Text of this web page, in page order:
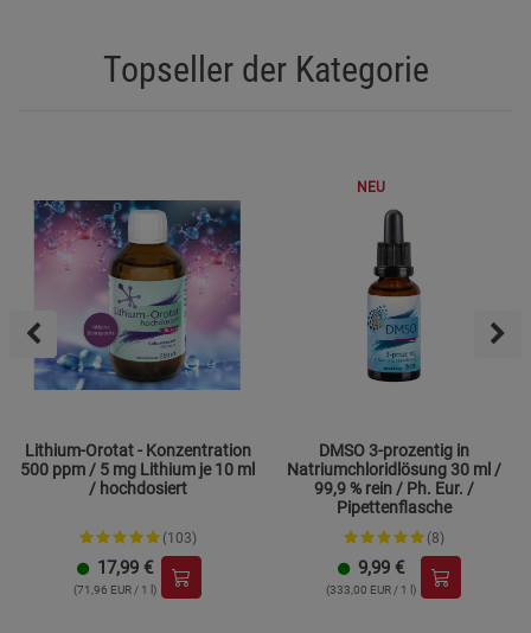
Topseller der Kategorie
Lithium-Orotat - Konzentration
500 ppm / 5 mg Lithium je 10 ml
/ hochdosiert
(103)
17,99 €
(71,96 EUR / 1 l)
NEU
DMSO 3-prozentig in
Natriumchloridlösung 30 ml /
99,9 % rein / Ph. Eur. /
Pipettenflasche
(8)
9,99 €
(333,00 EUR / 1 l)